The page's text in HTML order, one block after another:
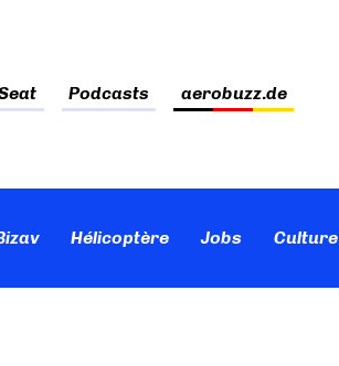
Podcasts aerobuzz.de
Hélicoptère Jobs